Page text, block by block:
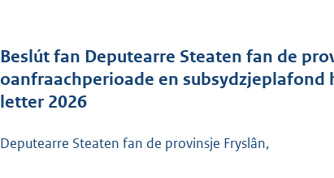
Beslút fan Deputearre Steaten fan de
oanfraachperioade en subsydzjeplafond
letter 2026
Deputearre Steaten fan de provinsje Fryslân,